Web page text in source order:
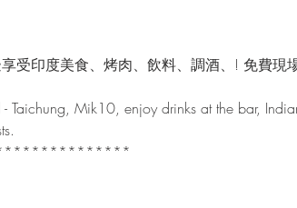
受印度美食、烤肉、飲料、調酒、! 免費現
Taichung, Mik10, enjoy drinks at the bar,